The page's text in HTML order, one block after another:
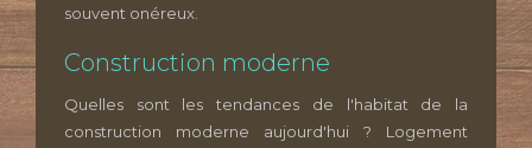
souvent onéreux.
Construction moderne
Quelles sont les tendances de l'habitat de la
construction moderne aujourd'hui ? Logement